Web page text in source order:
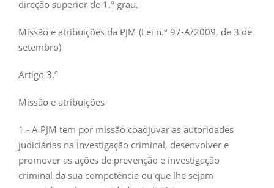
direção superior de 1.º grau.
Missão e atribuições da PJM (Lei n.º 97-A/2009, de 3 de
setembro)
Artigo 3.º
Missão e atribuições
1 - A PJM tem por missão coadjuvar as autoridades
judiciárias na investigação criminal, desenvolver e
promover as ações de prevenção e investigação
criminal da sua competência ou que lhe sejam